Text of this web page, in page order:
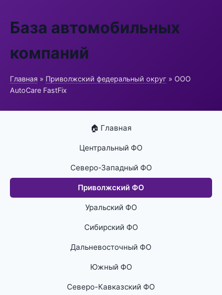
База автомобильных
компаний
Главная » Приволжский федеральный округ » ООО
AutoCare FastFix
🏠 Главная
Центральный ФО
Северо-Западный ФО
Приволжский ФО
Уральский ФО
Сибирский ФО
Дальневосточный ФО
Южный ФО
Северо-Кавказский ФО